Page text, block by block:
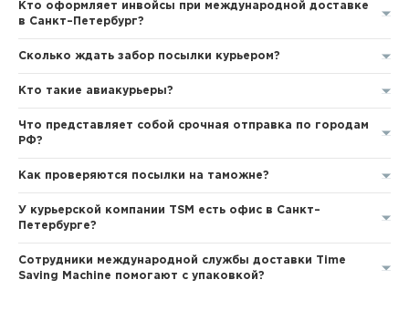
Кто оформляет инвойсы при международной доставке
в Санкт–Петербург?
Сколько ждать забор посылки курьером?
Кто такие авиакурьеры?
Что представляет собой срочная отправка по городам
РФ?
Как проверяются посылки на таможне?
У курьерской компании TSM есть офис в Санкт–
Петербурге?
Сотрудники международной службы доставки Time
Saving Machine помогают с упаковкой?